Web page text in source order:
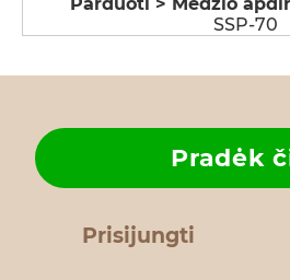
SSP-70
Prisijungti
Pradėk